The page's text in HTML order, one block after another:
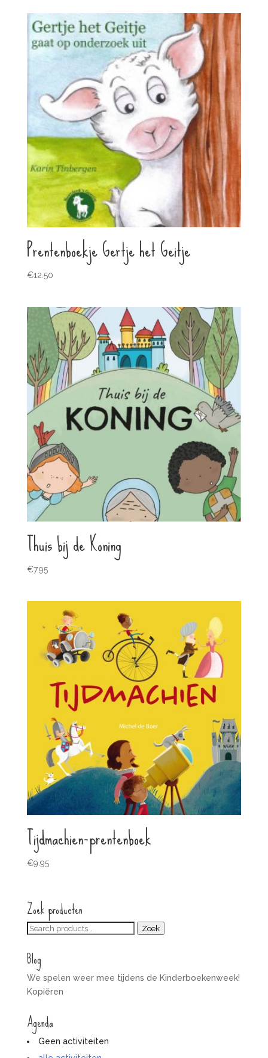
Prentenboekje Gertje het Geitje
€12.50
Thuis bij de Koning
€7.95
Tijdmachien-prentenboek
€9.95
Zoek producten
Zoeken
Zoek
Blog
We spelen weer mee tijdens de Kinderboekenweek!
Kopiëren
Agenda
Geen activiteiten